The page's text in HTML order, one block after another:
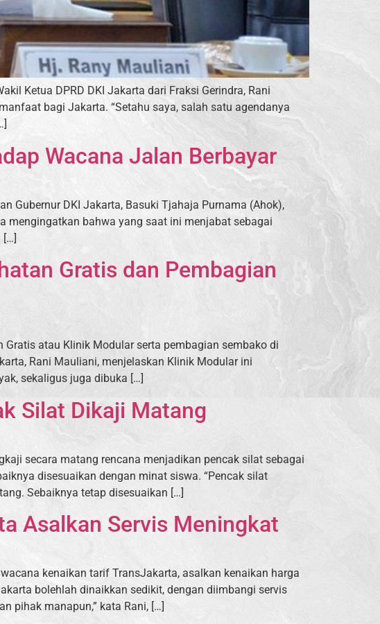
Ketua DPRD DKI Jakarta dari Fraksi Gerindra, Rani
bagi Jakarta. “Setahu saya, salah satu agendanya
Wacana Jalan Berbayar
Gubernur DKI Jakarta, Basuki Tjahaja Purnama (Ahok),
mengingatkan bahwa yang saat ini menjabat sebagai
[…]
Gratis dan Pembagian
Gratis atau Klinik Modular serta pembagian sembako di
Rani Mauliani, menjelaskan Klinik Modular ini
sekaligus juga dibuka […]
Silat Dikaji Matang
secara matang rencana menjadikan pencak silat sebagai
disesuaikan dengan minat siswa. “Pencak silat
Sebaiknya tetap disesuaikan […]
Asalkan Servis Meningkat
kenaikan tarif TransJakarta, asalkan kenaikan harga
bolehlah dinaikkan sedikit, dengan diimbangi servis
pihak manapun,” kata Rani, […]